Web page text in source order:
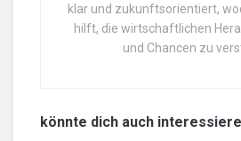
klar und zukunftsorientiert,
hilft, die wirtschaftlichen
und Chancen zu
könnte dich auch